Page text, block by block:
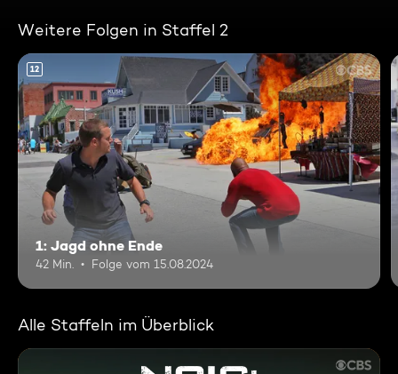
Weitere Folgen in Staffel 2
12
1: Jagd ohne Ende
42 Min. Folge vom 15.08.2024
Alle Staffeln im Überblick